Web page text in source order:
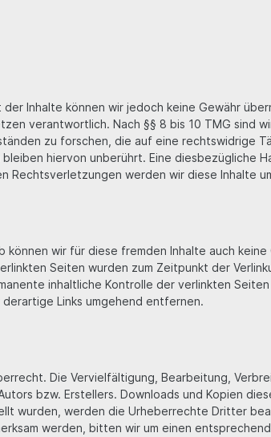
Inhalte können wir jedoch keine Gewähr
verantwortlich. Nach §§ 8 bis 10 TMG sind
zu forschen, die auf eine rechtswidrige
hiervon unberührt. Eine diesbezügliche
Rechtsverletzungen werden wir diese Inhalte
wir für diese fremden Inhalte auch keine
Seiten wurden zum Zeitpunkt der
inhaltliche Kontrolle der verlinkten
Links umgehend entfernen.
Die Vervielfältigung, Bearbeitung,
bzw. Erstellers. Downloads und Kopien
wurden, werden die Urheberrechte Dritter
werden, bitten wir um einen